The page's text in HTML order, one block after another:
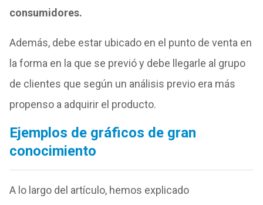
consumidores.
Además, debe estar ubicado en el punto de venta en
la forma en la que se previó y debe llegarle al grupo
de clientes que según un análisis previo era más
propenso a adquirir el producto.
Ejemplos de gráficos de gran
conocimiento
A lo largo del artículo, hemos explicado